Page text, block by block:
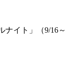
ナイト」（9/16～